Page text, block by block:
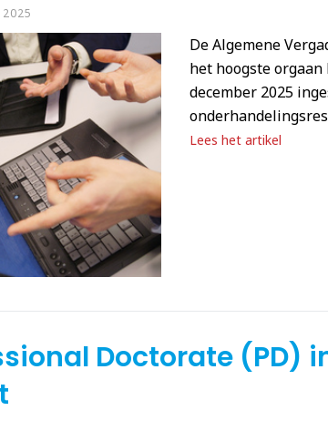
2025
De Algemene
het hoogste
december 2025
Lees het artikel
Doctorate (PD)